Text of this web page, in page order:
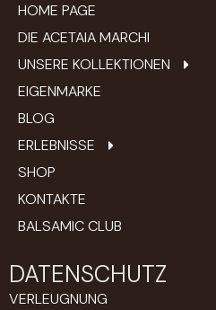
HOME PAGE
DIE ACETAIA MARCHI
UNSERE KOLLEKTIONEN
EIGENMARKE
BLOG
ERLEBNISSE
SHOP
KONTAKTE
BALSAMIC CLUB
DATENSCHUTZ
VERLEUGNUNG